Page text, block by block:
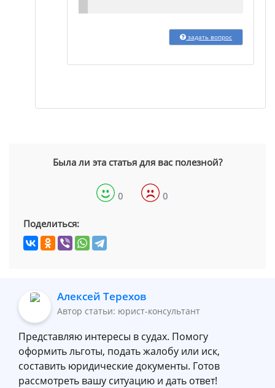
задать вопрос
Была ли эта статья для вас полезной?
0 0
Поделиться:
Алексей Терехов
Автор статьи: юрист-консультант
Представляю интересы в судах. Помогу
оформить льготы, подать жалобу или иск,
составить юридические документы. Готов
рассмотреть вашу ситуацию и дать ответ!